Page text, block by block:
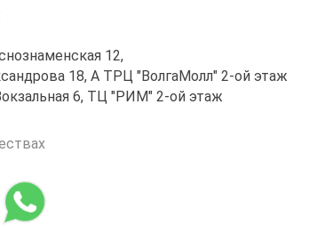
12,
18, А ТРЦ "ВолгаМолл" 2-ой этаж
6, ТЦ "РИМ" 2-ой этаж